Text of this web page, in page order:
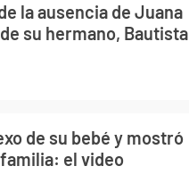
la ausencia de Juana
su hermano, Bautista
de su bebé y mostró
el video